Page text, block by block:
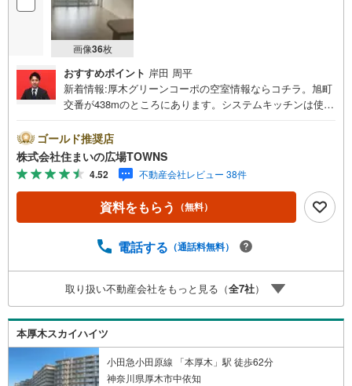
画像36枚
おすすめポイント 岸田 周平
新着情報:厚木グリーンコーポの空室情報ならコチラ。旭町
交番が438mのところにあります。システムキッチンは使い
家事の時間短縮に役立ちます。モニターから顔が見えるTV
インターホン付きです。ウォークインクローゼットには多
くの服を収納することができるので、服の管理がしやすく
なります。地上11階建ての物件です。
ゴールド推奨店
株式会社住まいの広場TOWNS
4.52 不動産会社レビュー 38件
資料をもらう （無料）
電話する （通話料無料）
取り扱い不動産会社をもっと見る（全7社）
本厚木スカイハイツ
小田急小田原線 「本厚木」駅 徒歩62分
神奈川県厚木市中依知